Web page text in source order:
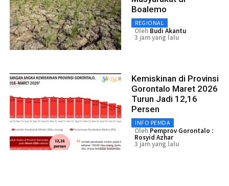
Boalemo
REGIONAL
Oleh Budi Akantu
3 jam yang lalu
Kemiskinan di Provinsi
Gorontalo Maret 2026
Turun Jadi 12,16
Persen
INFO PEMDA
Oleh Pemprov Gorontalo :
Rosyid Azhar
3 jam yang lalu